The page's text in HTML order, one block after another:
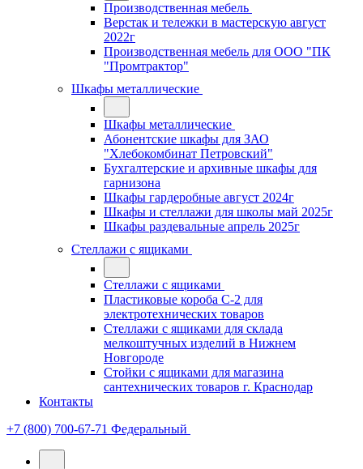
Производственная мебель
Верстак и тележки в мастерскую август
2022г
Производственная мебель для ООО "ПК
"Промтрактор"
Шкафы металлические
Шкафы металлические
Абонентские шкафы для ЗАО
"Хлебокомбинат Петровский"
Бухгалтерские и архивные шкафы для
гарнизона
Шкафы гардеробные август 2024г
Шкафы и стеллажи для школы май 2025г
Шкафы раздевальные апрель 2025г
Стеллажи с ящиками
Стеллажи с ящиками
Пластиковые короба С-2 для
электротехнических товаров
Стеллажи с ящиками для склада
мелкоштучных изделий в Нижнем
Новгороде
Стойки с ящиками для магазина
сантехнических товаров г. Краснодар
Контакты
+7 (800) 700-67-71 Федеральный